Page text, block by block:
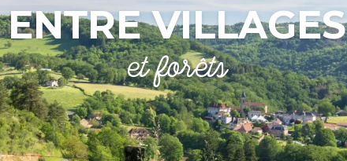
ENTRE VILLAGES
et forêts